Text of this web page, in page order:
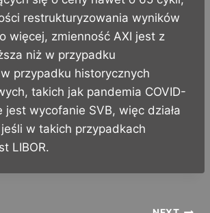
restrukturyzowania wyników
więcej, zmienność AXI jest z
niż w przypadku
w przypadku historycznych
takich jak pandemia COVID-
jest wycofanie SVB, więc działa
w takich przypadkach
LIBOR.